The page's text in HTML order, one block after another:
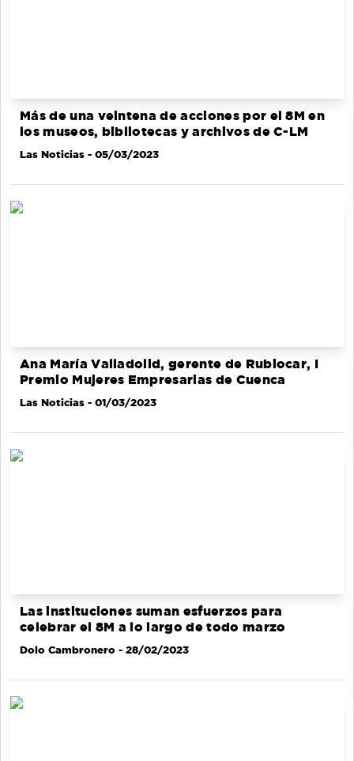
Más de una veintena de acciones por el 8M en
los museos, bibliotecas y archivos de C-LM
Las Noticias - 05/03/2023
Ana María Valladolid, gerente de Rubiocar, I
Premio Mujeres Empresarias de Cuenca
Las Noticias - 01/03/2023
Las instituciones suman esfuerzos para
celebrar el 8M a lo largo de todo marzo
Dolo Cambronero - 28/02/2023